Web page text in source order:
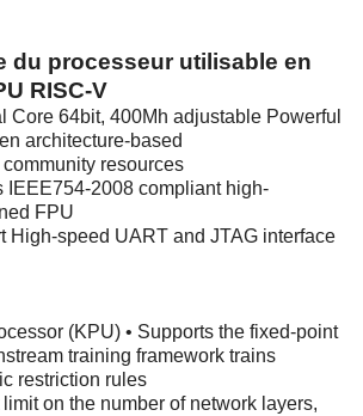
du processeur utilisable en
RISC-V
Core 64bit, 400Mh adjustable Powerful
architecture-based
resources
IEEE754-2008 compliant high-
FPU
High-speed UART and JTAG interface
(KPU) • Supports the fixed-point
training framework trains
restriction rules
on the number of network layers,